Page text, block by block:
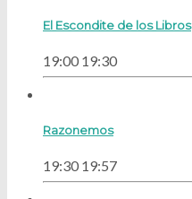
El Escondite de los Libros
19:00 19:30
Razonemos
19:30 19:57